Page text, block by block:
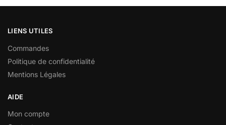
LIENS UTILES
Commandes
Politique de confidentialité
Mentions Légales
AIDE
Mon compte